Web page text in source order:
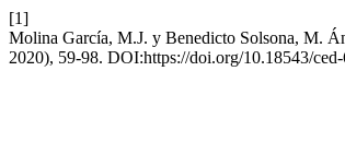
[1]
Molina García, M.J. y Benedicto Solsona, M.
2020), 59-98. DOI:https://doi.org/10.18543/